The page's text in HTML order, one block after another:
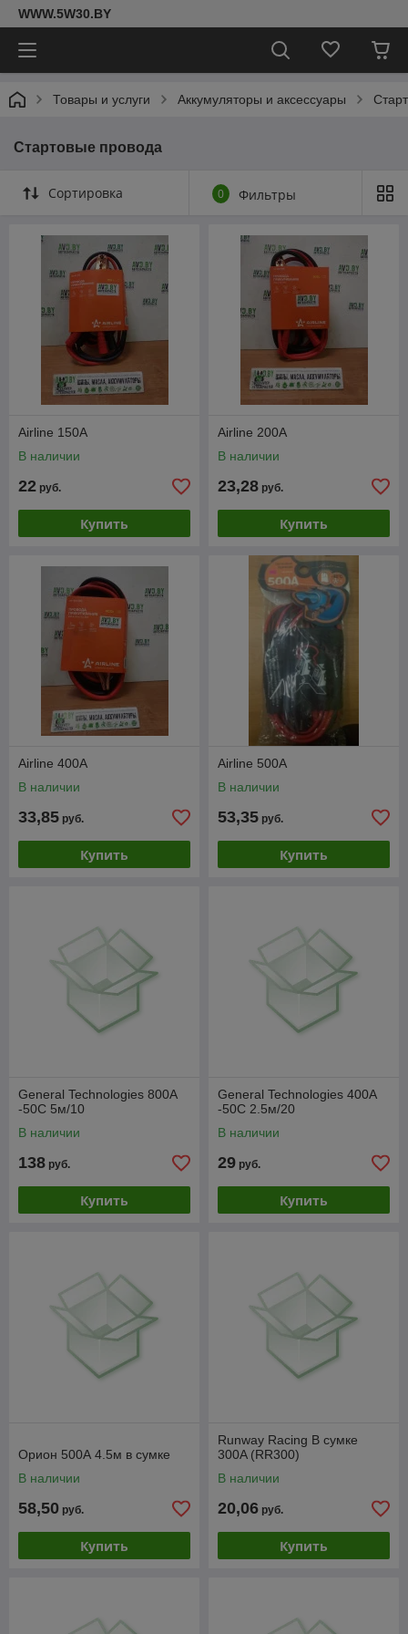
WWW.5W30.BY
Товары и услуги Аккумуляторы и аксессуары
Стартовые провода
Сортировка 0 Фильтры
Airline 150A
В наличии
22 руб.
Купить
Airline 200A
В наличии
23,28 руб.
Купить
Airline 400A
В наличии
33,85 руб.
Купить
Airline 500A
В наличии
53,35 руб.
Купить
General Technologies 800A
-50C 5м/10
В наличии
138 руб.
Купить
General Technologies 400A
-50C 2.5м/20
В наличии
29 руб.
Купить
Орион 500А 4.5м в сумке
В наличии
58,50 руб.
Купить
Runway Racing В сумке
300A (RR300)
В наличии
20,06 руб.
Купить